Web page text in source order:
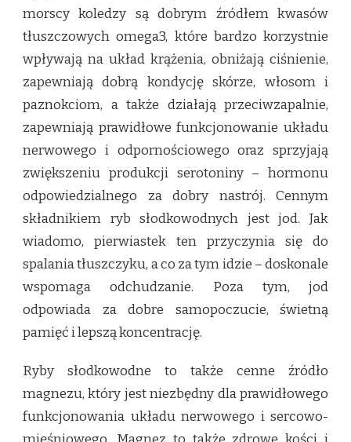
morscy koledzy są dobrym źródłem kwasów
tłuszczowych omega3, które bardzo korzystnie
wpływają na układ krążenia, obniżają ciśnienie,
zapewniają dobrą kondycję skórze, włosom i
paznokciom, a także działają przeciwzapalnie,
zapewniają prawidłowe funkcjonowanie układu
nerwowego i odpornościowego oraz sprzyjają
zwiększeniu produkcji serotoniny – hormonu
odpowiedzialnego za dobry nastrój. Cennym
składnikiem ryb słodkowodnych jest jod. Jak
wiadomo, pierwiastek ten przyczynia się do
spalania tłuszczyku, a co za tym idzie – doskonale
wspomaga odchudzanie. Poza tym, jod
odpowiada za dobre samopoczucie, świetną
pamięć i lepszą koncentrację.
Ryby słodkowodne to także cenne źródło
magnezu, który jest niezbędny dla prawidłowego
funkcjonowania układu nerwowego i sercowo-